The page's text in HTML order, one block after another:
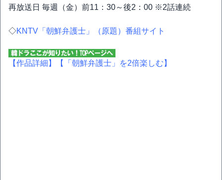
再放送日 毎週（金）前11：30～後2：00 ※2話連続
◇KNTV「朝鮮弁護士」（原題）番組サイト
【作品詳細】 【「朝鮮弁護士」を2倍楽しむ】